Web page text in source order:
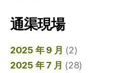
通渠現場
2025 年 9 月 (2)
2025 年 7 月 (28)